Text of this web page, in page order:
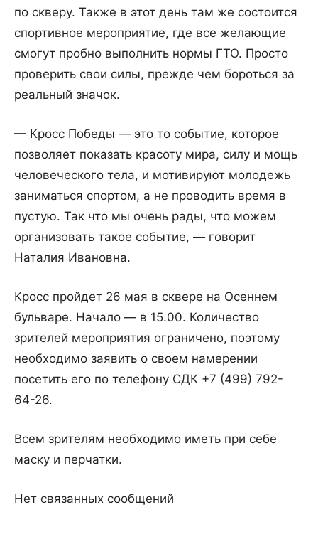
по скверу. Также в этот день там же состоится
спортивное мероприятие, где все желающие
смогут пробно выполнить нормы ГТО. Просто
проверить свои силы, прежде чем бороться за
реальный значок.
— Кросс Победы — это то событие, которое
позволяет показать красоту мира, силу и мощь
человеческого тела, и мотивируют молодежь
заниматься спортом, а не проводить время в
пустую. Так что мы очень рады, что можем
организовать такое событие, — говорит
Наталия Ивановна.
Кросс пройдет 26 мая в сквере на Осеннем
бульваре. Начало — в 15.00. Количество
зрителей мероприятия ограничено, поэтому
необходимо заявить о своем намерении
посетить его по телефону СДК +7 (499) 792-
64-26.
Всем зрителям необходимо иметь при себе
маску и перчатки.
Нет связанных сообщений